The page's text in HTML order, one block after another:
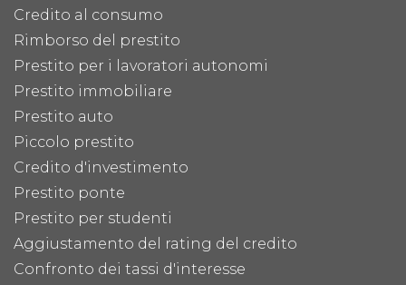
Credito al consumo
Rimborso del prestito
Prestito per i lavoratori autonomi
Prestito immobiliare
Prestito auto
Piccolo prestito
Credito d'investimento
Prestito ponte
Prestito per studenti
Aggiustamento del rating del credito
Confronto dei tassi d'interesse